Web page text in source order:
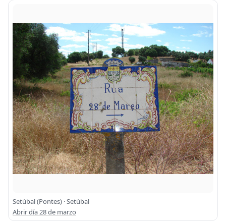
Setúbal (Pontes) · Setúbal
Abrir día 28 de marzo